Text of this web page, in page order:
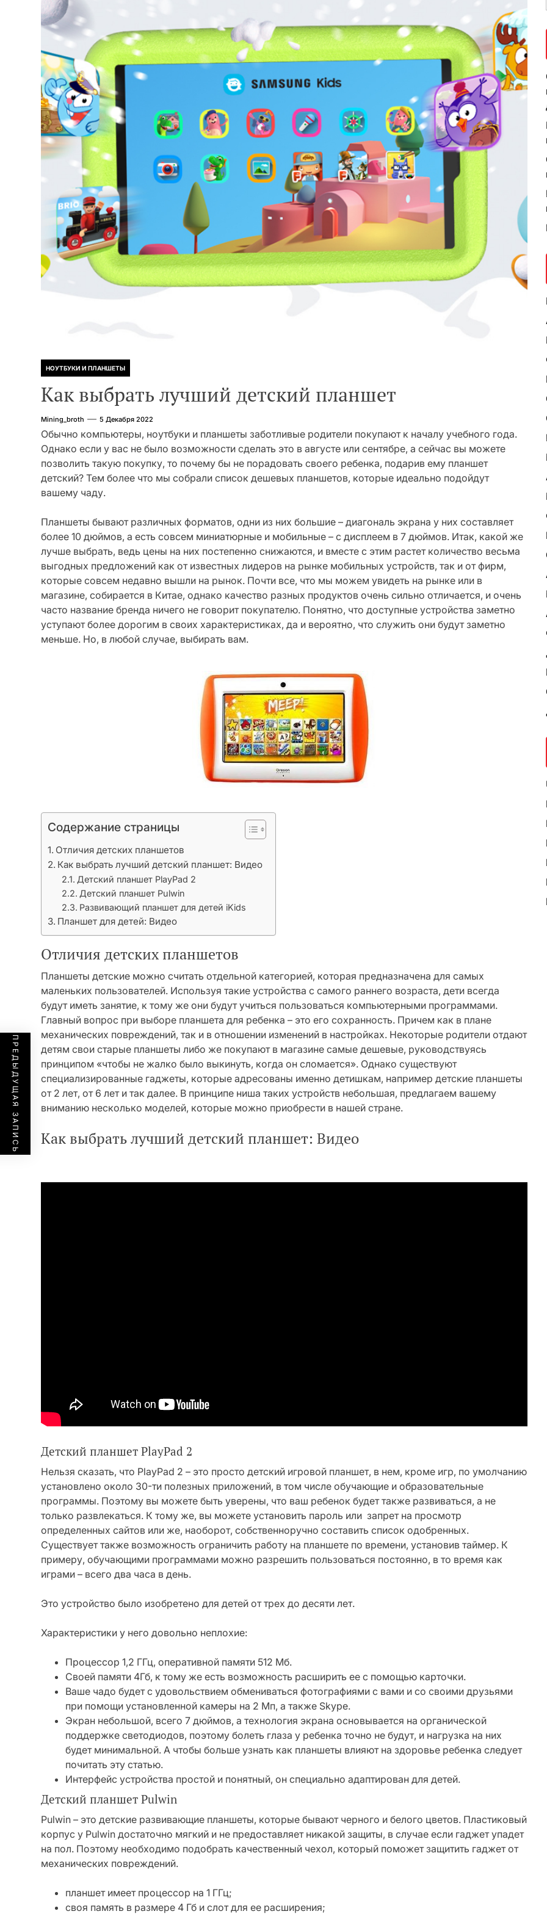
НОУТБУКИ И ПЛАНШЕТЫ
Как выбрать лучший детский планшет
Mining_broth 5 Декабря 2022
Обычно компьютеры, ноутбуки и планшеты заботливые родители покупают к началу учебного года.
Однако если у вас не было возможности сделать это в августе или сентябре, а сейчас вы можете
позволить такую покупку, то почему бы не порадовать своего ребенка, подарив ему планшет
детский? Тем более что мы собрали список дешевых планшетов, которые идеально подойдут
вашему чаду.
Планшеты бывают различных форматов, одни из них большие – диагональ экрана у них составляет
более 10 дюймов, а есть совсем миниатюрные и мобильные – с дисплеем в 7 дюймов. Итак, какой же
лучше выбрать, ведь цены на них постепенно снижаются, и вместе с этим растет количество весьма
выгодных предложений как от известных лидеров на рынке мобильных устройств, так и от фирм,
которые совсем недавно вышли на рынок. Почти все, что мы можем увидеть на рынке или в
магазине, собирается в Китае, однако качество разных продуктов очень сильно отличается, и очень
часто название бренда ничего не говорит покупателю. Понятно, что доступные устройства заметно
уступают более дорогим в своих характеристиках, да и вероятно, что служить они будут заметно
меньше. Но, в любой случае, выбирать вам.
Содержание страницы
Отличия детских планшетов
Как выбрать лучший детский планшет: Видео
Детский планшет PlayPad 2
Детский планшет Pulwin
Развивающий планшет для детей iKids
Планшет для детей: Видео
Отличия детских планшетов
Планшеты детские можно считать отдельной категорией, которая предназначена для самых
маленьких пользователей. Используя такие устройства с самого раннего возраста, дети всегда
будут иметь занятие, к тому же они будут учиться пользоваться компьютерными программами.
Главный вопрос при выборе планшета для ребенка – это его сохранность. Причем как в плане
механических повреждений, так и в отношении изменений в настройках. Некоторые родители отдают
детям свои старые планшеты либо же покупают в магазине самые дешевые, руководствуясь
принципом «чтобы не жалко было выкинуть, когда он сломается». Однако существуют
специализированные гаджеты, которые адресованы именно детишкам, например детские планшеты
от 2 лет, от 6 лет и так далее. В принципе ниша таких устройств небольшая, предлагаем вашему
вниманию несколько моделей, которые можно приобрести в нашей стране.
Как выбрать лучший детский планшет: Видео
Детский планшет PlayPad 2
Нельзя сказать, что PlayPad 2 – это просто детский игровой планшет, в нем, кроме игр, по умолчанию
установлено около 30-ти полезных приложений, в том числе обучающие и образовательные
программы. Поэтому вы можете быть уверены, что ваш ребенок будет также развиваться, а не
только развлекаться. К тому же, вы можете установить пароль или запрет на просмотр
определенных сайтов или же, наоборот, собственноручно составить список одобренных.
Существует также возможность ограничить работу на планшете по времени, установив таймер. К
примеру, обучающими программами можно разрешить пользоваться постоянно, в то время как
играми – всего два часа в день.
Это устройство было изобретено для детей от трех до десяти лет.
Характеристики у него довольно неплохие:
Процессор 1,2 ГГц, оперативной памяти 512 Мб.
Своей памяти 4Гб, к тому же есть возможность расширить ее с помощью карточки.
Ваше чадо будет с удовольствием обмениваться фотографиями с вами и со своими друзьями
при помощи установленной камеры на 2 Мп, а также Skype.
Экран небольшой, всего 7 дюймов, а технология экрана основывается на органической
поддержке светодиодов, поэтому болеть глаза у ребенка точно не будут, и нагрузка на них
будет минимальной. А чтобы больше узнать как планшеты влияют на здоровье ребенка следует
почитать эту статью.
Интерфейс устройства простой и понятный, он специально адаптирован для детей.
Детский планшет Pulwin
Pulwin – это детские развивающие планшеты, которые бывают черного и белого цветов. Пластиковый
корпус у Pulwin достаточно мягкий и не предоставляет никакой защиты, в случае если гаджет упадет
на пол. Поэтому необходимо подобрать качественный чехол, который поможет защитить гаджет от
механических повреждений.
планшет имеет процессор на 1 ГГц;
своя память в размере 4 Гб и слот для ее расширения;
ПРЕДЫДУЩАЯ ЗАПИСЬ